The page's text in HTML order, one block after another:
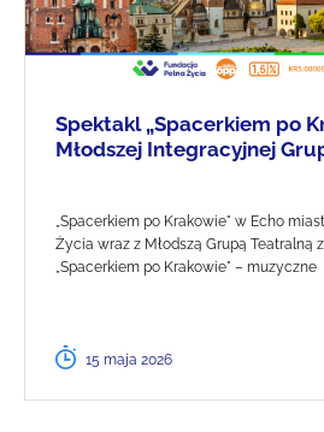
Spektakl „Spacerkiem po
Młodszej Integracyjnej
„Spacerkiem po Krakowie" w Echo
Życia wraz z Młodszą Grupą Teatralną
„Spacerkiem po Krakowie" – muzyczne
15 maja 2026